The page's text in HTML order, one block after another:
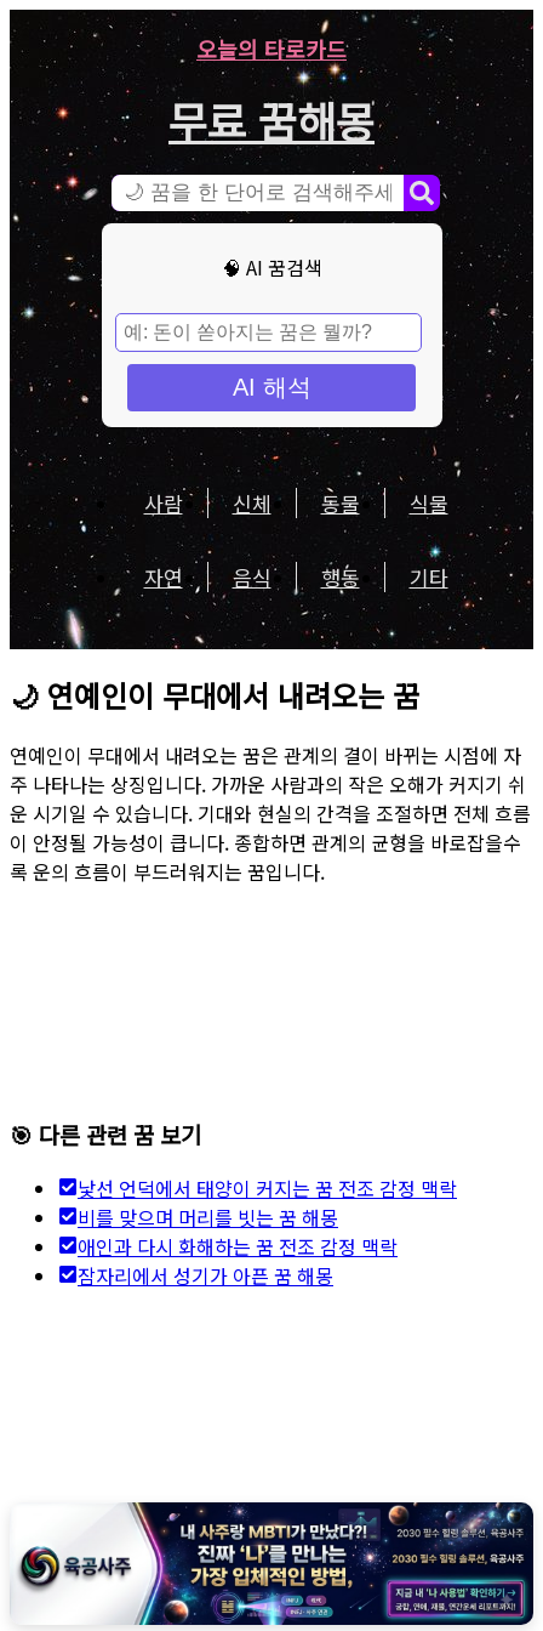
오늘의 타로카드
무료 꿈해몽
🧠 AI 꿈검색
AI 해석
사람 신체 동물 식물
자연 음식 행동 기타
🌙 연예인이 무대에서 내려오는 꿈
연예인이 무대에서 내려오는 꿈은 관계의 결이 바뀌는 시점에 자
주 나타나는 상징입니다. 가까운 사람과의 작은 오해가 커지기 쉬
운 시기일 수 있습니다. 기대와 현실의 간격을 조절하면 전체 흐름
이 안정될 가능성이 큽니다. 종합하면 관계의 균형을 바로잡을수
록 운의 흐름이 부드러워지는 꿈입니다.
🎯 다른 관련 꿈 보기
낯선 언덕에서 태양이 커지는 꿈 전조 감정 맥락
비를 맞으며 머리를 빗는 꿈 해몽
애인과 다시 화해하는 꿈 전조 감정 맥락
잠자리에서 성기가 아픈 꿈 해몽